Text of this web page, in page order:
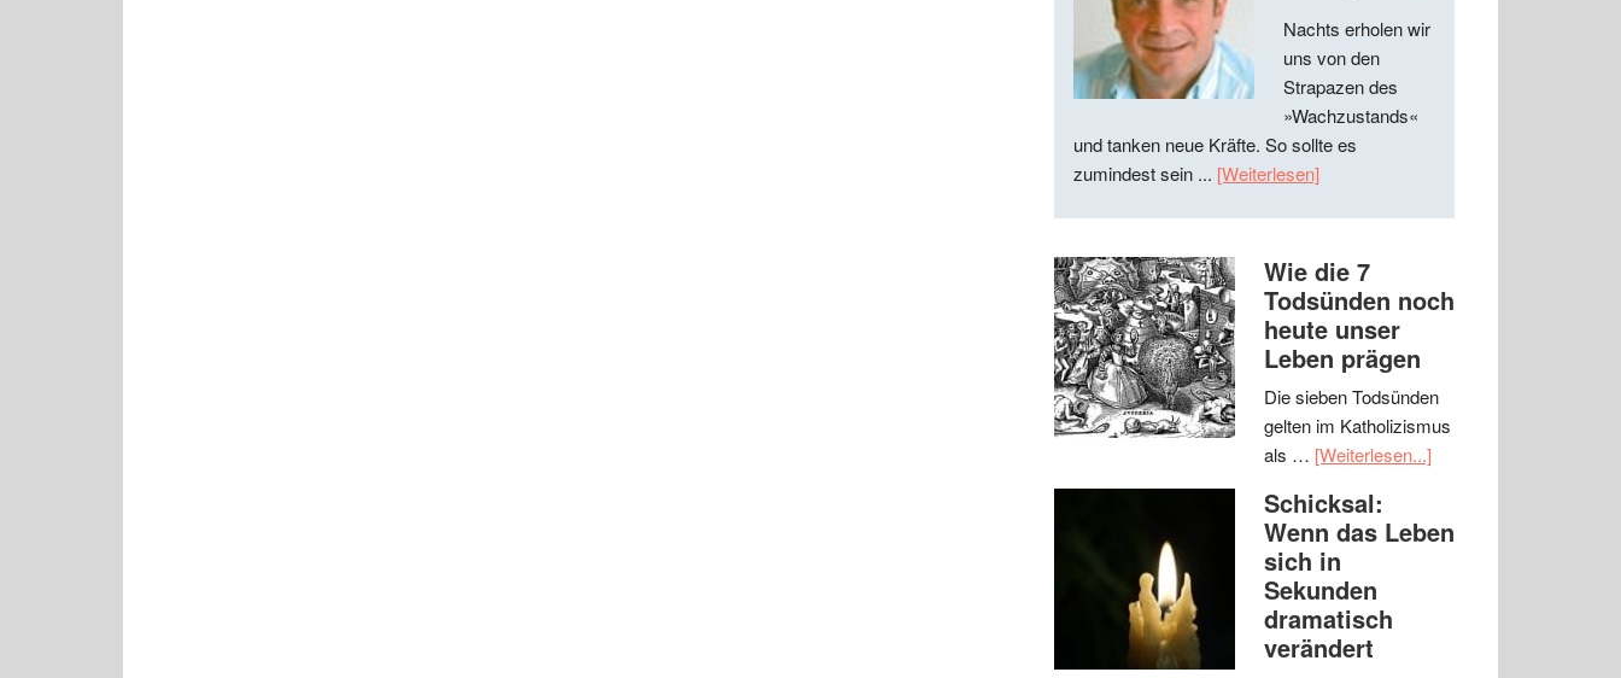
Nachts erholen wir
uns von den
Strapazen des
»Wachzustands«
und tanken neue Kräfte. So sollte es
zumindest sein ... [Weiterlesen]
Wie die 7
Todsünden noch
heute unser
Leben prägen
Die sieben Todsünden
gelten im Katholizismus
als … [Weiterlesen...]
Schicksal:
Wenn das Leben
sich in
Sekunden
dramatisch
verändert